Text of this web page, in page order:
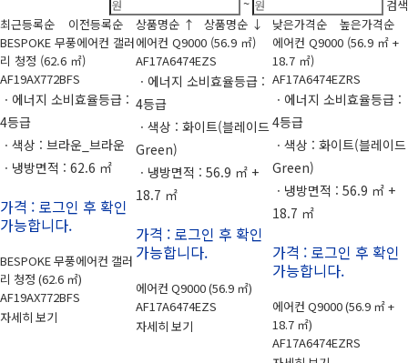
검색
최근등록순
이전등록순 상품명순 ↑ 상품명순 ↓ 낮은가격순
높은가격순
BESPOKE 무풍에어컨 갤러
리 청정 (62.6 ㎡)
AF19AX772BFS
ㆍ에너지 소비효율등급 :
4등급
ㆍ색상 : 브라운_브라운
ㆍ냉방면적 : 62.6 ㎡
가격 : 로그인 후 확인
가능합니다.
BESPOKE 무풍에어컨 갤러
리 청정 (62.6 ㎡)
AF19AX772BFS
자세히 보기
에어컨 Q9000 (56.9 ㎡)
AF17A6474EZS
ㆍ에너지 소비효율등급 :
4등급
ㆍ색상 : 화이트(블레이드
Green)
ㆍ냉방면적 : 56.9 ㎡ +
18.7 ㎡
가격 : 로그인 후 확인
가능합니다.
에어컨 Q9000 (56.9 ㎡)
AF17A6474EZS
자세히 보기
에어컨 Q9000 (56.9 ㎡ +
18.7 ㎡)
AF17A6474EZRS
ㆍ에너지 소비효율등급 :
4등급
ㆍ색상 : 화이트(블레이드
Green)
ㆍ냉방면적 : 56.9 ㎡ +
18.7 ㎡
가격 : 로그인 후 확인
가능합니다.
에어컨 Q9000 (56.9 ㎡ +
18.7 ㎡)
AF17A6474EZRS